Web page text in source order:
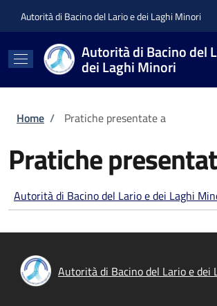
Autorità di Bacino del Lario e dei Laghi Minori
Autorità di Bacino del
dei Laghi Minori
Briciole di pane
Home / Pratiche presentate a
Pratiche
Autorità di Bacino del Lario e dei Laghi
Autorità di Bacino del Lario e dei